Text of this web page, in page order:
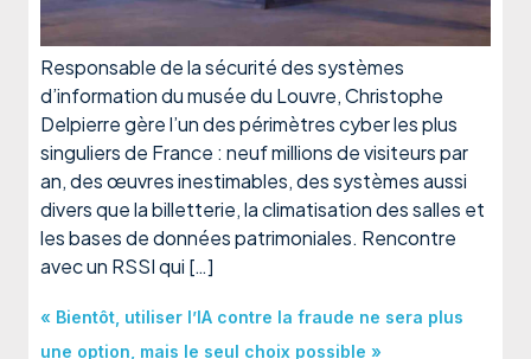
Responsable de la sécurité des systèmes
d’information du musée du Louvre, Christophe
Delpierre gère l’un des périmètres cyber les plus
singuliers de France : neuf millions de visiteurs par
an, des œuvres inestimables, des systèmes aussi
divers que la billetterie, la climatisation des salles et
les bases de données patrimoniales. Rencontre
avec un RSSI qui […]
« Bientôt, utiliser l’IA contre la fraude ne sera plus
une option, mais le seul choix possible »